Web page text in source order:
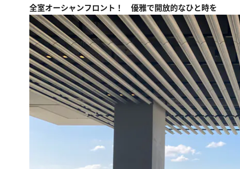
全室オーシャンフロント！ 優雅で開放的なひと時を